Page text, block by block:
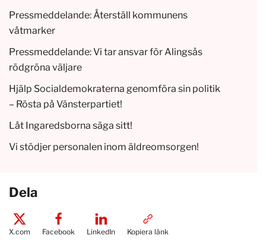
Pressmeddelande: Återställ kommunens
våtmarker
Pressmeddelande: Vi tar ansvar för Alingsås
rödgröna väljare
Hjälp Socialdemokraterna genomföra sin politik
– Rösta på Vänsterpartiet!
Låt Ingaredsborna säga sitt!
Vi stödjer personalen inom äldreomsorgen!
Dela
X.com Facebook LinkedIn Kopiera länk